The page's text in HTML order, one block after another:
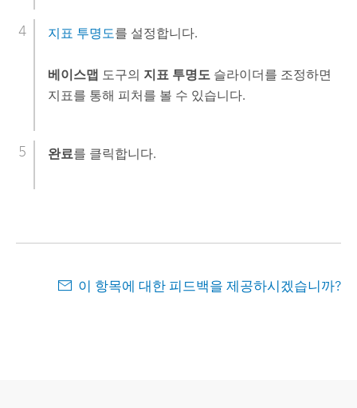
지표 투명도를 설정합니다.
베이스맵 도구의 지표 투명도슬라이더를 조정하면
지표를 통해 피처를 볼 수 있습니다.
완료를 클릭합니다.
이 항목에 대한 피드백을 제공하시겠습니까?